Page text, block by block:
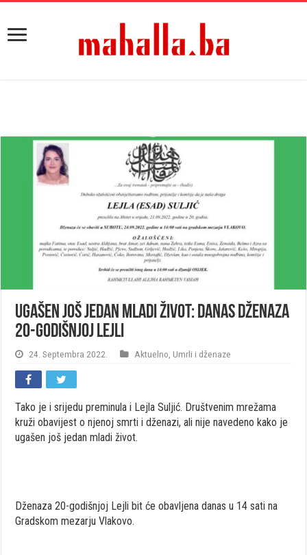
Ugašen još jedan mladi život: Danas dženaza
20-godišnjoj Lejli
24. Septembra 2022. Aktuelno Umrli i dženaze
Tako je i srijedu preminula i Lejla Suljić. Društvenim mrežama
kruži obavijest o njenoj smrti i dženazi, ali nije navedeno kako je
ugašen još jedan mladi život.
Dženaza 20-godišnjoj Lejli bit će obavljena danas u 14 sati na
Gradskom mezarju Vlakovo.